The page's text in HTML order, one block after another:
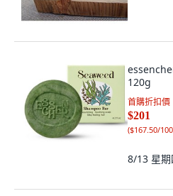
120g
首購折扣價
$201
($167.50/
8/13 星期